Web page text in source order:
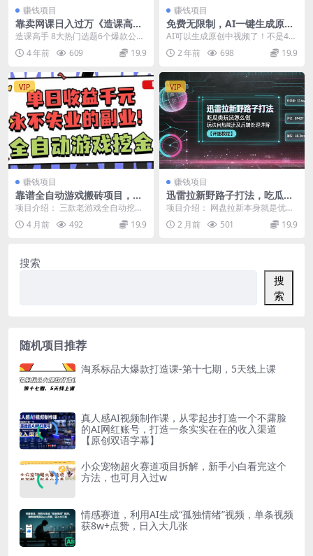
赚钱项目
靠卖网课日入过万《造课高手
+卖课大师》快速打造精品课-
造课高手 8大热门选题6个爆款公式
4套做课模型 100门在线课程做课经
验总结 3...
4 年前 609 19.9
赚钱项目
免费无限制，AI一键生成原创
中视频，单账号日收益1000+
AI可以生成原创中视频了！不是4
秒，而是最长达6分钟，这款AI视频
生成工具叫白日...
2 年前 698 19.9
VIP
赚钱项目
靠谱全自动游戏搬砖项目，无
需人工操作，日入1k+，稳定
可矩阵
项目介绍： 三款老游戏全自动挖金
项目，每天轻松日入1k+ 项目长期
稳定，全自动无...
4 月前 492 19.9
VIP
赚钱项目
迅雷拉新野路子打法，吃瓜类
玩法怎么做，玩法自热截流及
后端处理详解
项目介绍： 网盘拉新本身就是优质
绿色项目，只要配上好的流量打
法，收益绝对可观，小...
2 月前 501 19.9
搜索
搜
索
随机项目推荐
淘系标品大爆款打造课-第十七期，5天线上课
真人感AI视频制作课，从零起步打造一个不露脸
的AI网红账号，打造一条实实在在的收入渠道
【原创双语字幕】
小众宠物超火赛道项目拆解，新手小白看完这个
方法，也可月入过w
情感赛道，利用AI生成“孤独情绪”视频，单条视频
获8w+点赞，日入大几张